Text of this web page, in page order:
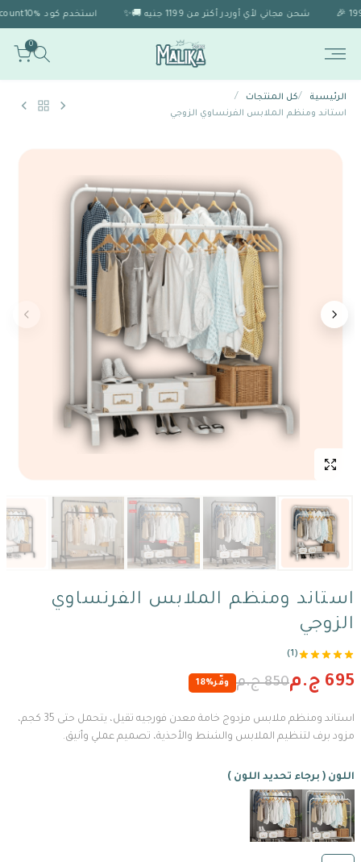
استخدم كود Discount10% 🎁 للحصول على خصم 10% لو الاوردر اكتر من 1999 🎉 شحن مجاني لأي أوردر أكتر من 1199 جنيه 🚚✨
0
الرئيسية /كل المنتجات /
استاند ومنظم الملابس الفرنساوي الزوجي
استاند ومنظم الملابس الفرنساوي
الزوجي
(1)
695 ج.م 850 ج.م وفّر18%
استاند ومنظم ملابس مزدوج خامة معدن فورجيه تقيل، يتحمل حتى 35 كجم،
مزود برف لتنظيم الملابس والشنط والأحذية، تصميم عملي وأنيق.
اللون ( برجاء تحديد اللون )